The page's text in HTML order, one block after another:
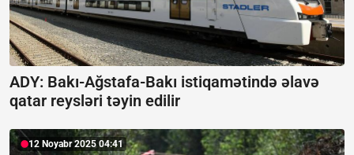
ADY: Bakı-Ağstafa-Bakı istiqamətində əlavə
qatar reysləri təyin edilir
12 Noyabr 2025 04:41